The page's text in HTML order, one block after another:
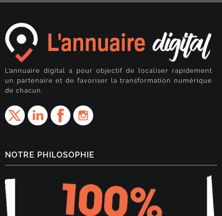
L’annuaire digital a pour objectif de localiser rapidement
un partenaire et de favoriser la transformation numérique
de chacun.
NOTRE PHILOSOPHIE